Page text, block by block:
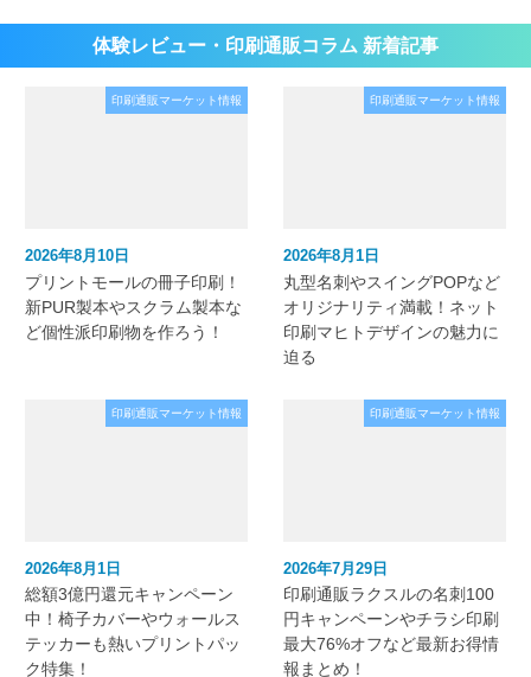
体験レビュー・印刷通販コラム 新着記事
印刷通販マーケット情報
2026年8月10日
プリントモールの冊子印刷！
新PUR製本やスクラム製本な
ど個性派印刷物を作ろう！
印刷通販マーケット情報
2026年8月1日
丸型名刺やスイングPOPなど
オリジナリティ満載！ネット
印刷マヒトデザインの魅力に
迫る
印刷通販マーケット情報
2026年8月1日
総額3億円還元キャンペーン
中！椅子カバーやウォールス
テッカーも熱いプリントパッ
ク特集！
印刷通販マーケット情報
2026年7月29日
印刷通販ラクスルの名刺100
円キャンペーンやチラシ印刷
最大76%オフなど最新お得情
報まとめ！